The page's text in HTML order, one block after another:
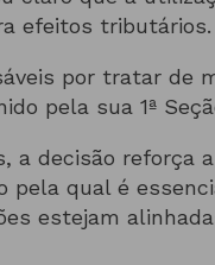
efeitos tributários.
por tratar de
pela sua 1ª
decisão reforça
qual é
estejam